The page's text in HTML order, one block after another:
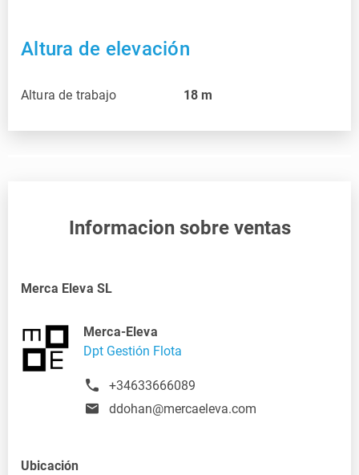
Altura de elevación
Altura de trabajo 18 m
Informacion sobre ventas
Merca Eleva SL
Merca-Eleva
Dpt Gestión Flota
+34633666089
ddohan@mercaeleva.com
Ubicación